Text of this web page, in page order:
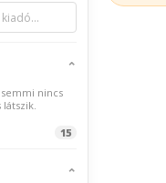
nincs
15